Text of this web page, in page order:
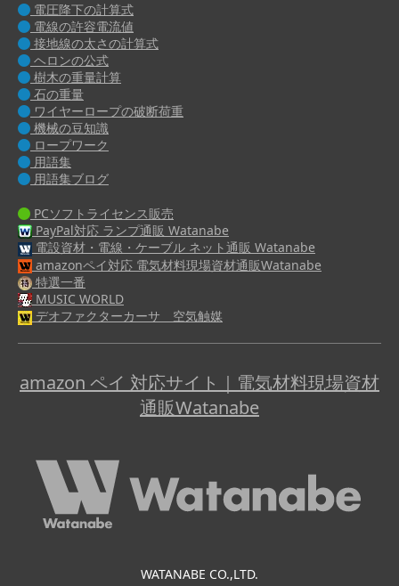
電圧降下の計算式
電線の許容電流値
接地線の太さの計算式
ヘロンの公式
樹木の重量計算
石の重量
ワイヤーロープの破断荷重
機械の豆知識
ロープワーク
用語集
用語集ブログ
PCソフトライセンス販売
PayPal対応 ランプ通販 Watanabe
電設資材・電線・ケーブル ネット通販 Watanabe
amazonペイ対応 電気材料現場資材通販Watanabe
特選一番
MUSIC WORLD
デオファクターカーサ 空気触媒
amazon ペイ 対応サイト｜電気材料現場資材
通販Watanabe
WATANABE CO.,LTD.